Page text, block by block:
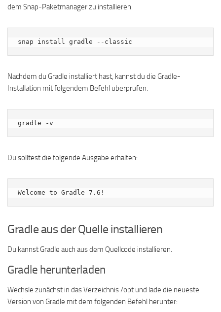
dem Snap-Paketmanager zu installieren.
snap install gradle --classic
Nachdem du Gradle installiert hast, kannst du die Gradle-
Installation mit folgendem Befehl überprüfen:
gradle -v
Du solltest die folgende Ausgabe erhalten:
Gradle aus der Quelle installieren
Du kannst Gradle auch aus dem Quellcode installieren.
Gradle herunterladen
Wechsle zunächst in das Verzeichnis /opt und lade die neueste
Version von Gradle mit dem folgenden Befehl herunter: